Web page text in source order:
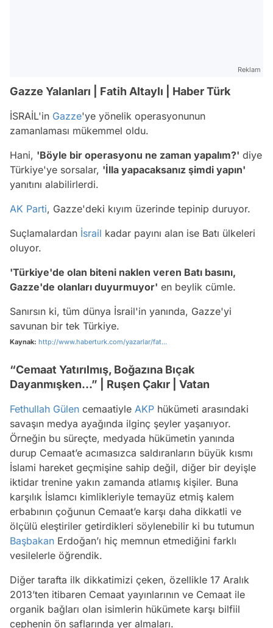
Reklam
Gazze Yalanları | Fatih Altaylı | Haber Türk
İSRAİL'in Gazze'ye yönelik operasyonunun
zamanlaması mükemmel oldu.
Hani, 'Böyle bir operasyonu ne zaman yapalım?' diye
Türkiye'ye sorsalar, 'İlla yapacaksanız şimdi yapın'
yanıtını alabilirlerdi.
AK Parti, Gazze'deki kıyım üzerinde tepinip duruyor.
Suçlamalardan İsrail kadar payını alan ise Batı ülkeleri
oluyor.
'Türkiye'de olan biteni naklen veren Batı basını,
Gazze'de olanları duyurmuyor' en beylik cümle.
Sanırsın ki, tüm dünya İsrail'in yanında, Gazze'yi
savunan bir tek Türkiye.
Kaynak: http://www.haberturk.com/yazarlar/fat...
“Cemaat Yatırılmış, Boğazına Bıçak
Dayanmışken...” | Ruşen Çakır | Vatan
Fethullah Gülen cemaatiyle AKP hükümeti arasındaki
savaşın medya ayağında ilginç şeyler yaşanıyor.
Örneğin bu süreçte, medyada hükümetin yanında
durup Cemaat’e acımasızca saldıranların büyük kısmı
İslami hareket geçmişine sahip değil, diğer bir deyişle
iktidar trenine yakın zamanda atlamış kişiler. Buna
karşılık İslamcı kimlikleriyle temayüz etmiş kalem
erbabının çoğunun Cemaat’e karşı daha dikkatli ve
ölçülü eleştiriler getirdikleri söylenebilir ki bu tutumun
Başbakan Erdoğan’ı hiç memnun etmediğini farklı
vesilelerle öğrendik.
Diğer tarafta ilk dikkatimizi çeken, özellikle 17 Aralık
2013’ten itibaren Cemaat yayınlarının ve Cemaat ile
organik bağları olan isimlerin hükümete karşı bilfiil
cephenin ön saflarında yer almaları.